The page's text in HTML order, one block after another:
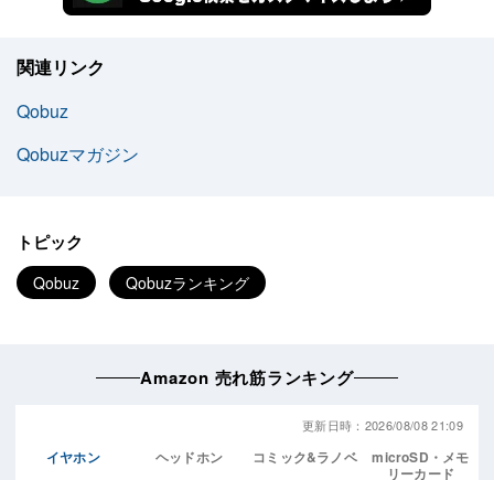
関連リンク
Qobuz
Qobuzマガジン
トピック
Qobuz Qobuzランキング